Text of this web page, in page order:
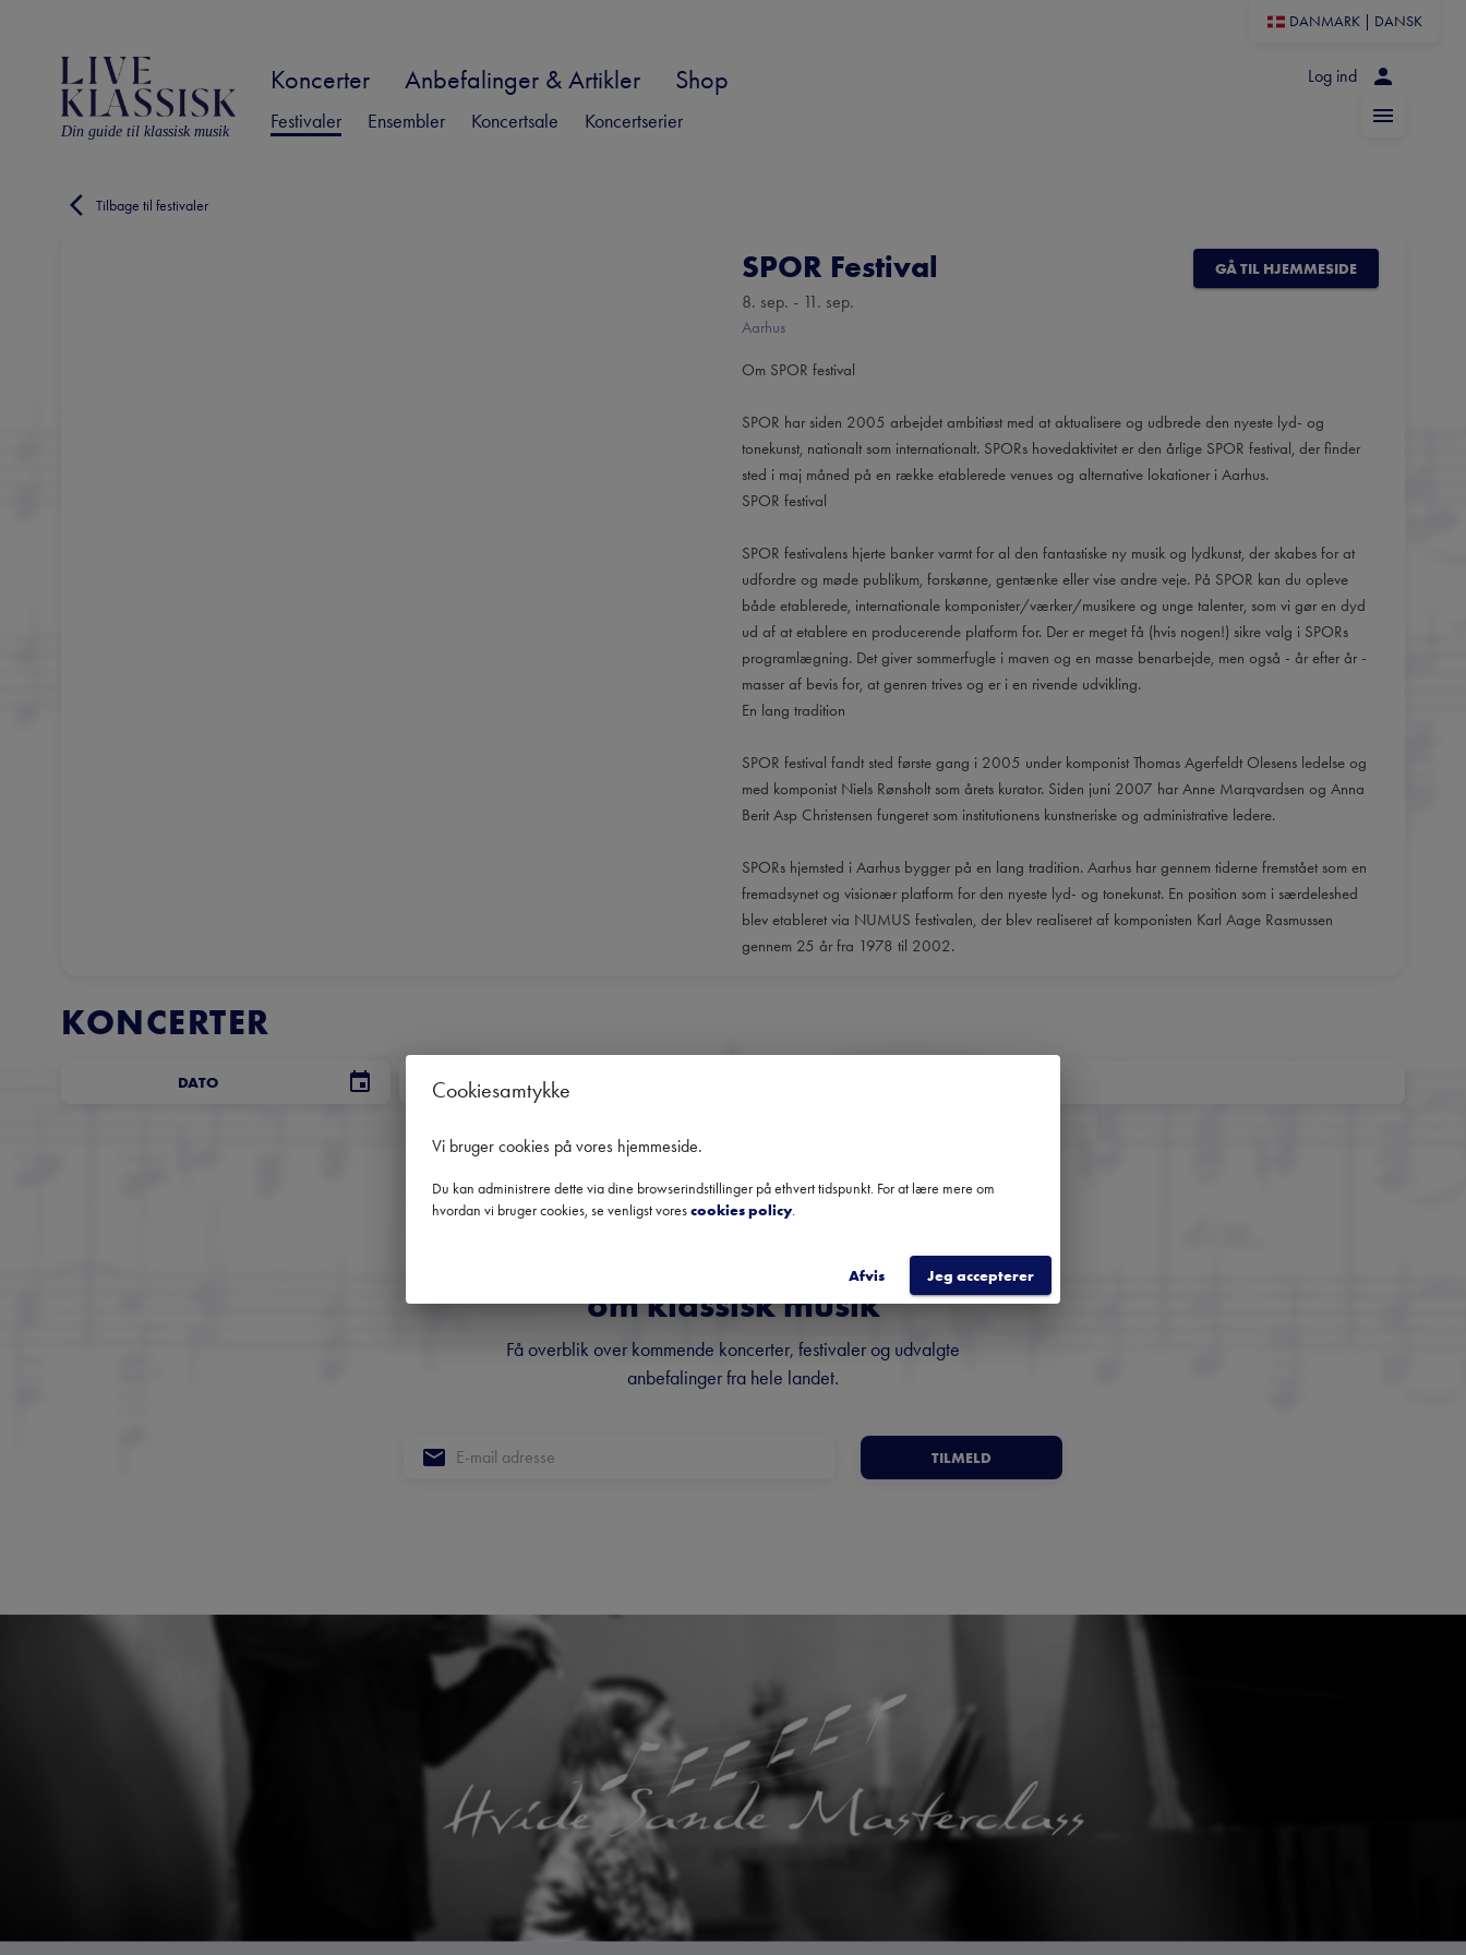
DANMARK DANSK
Din guide til klassisk musik
Koncerter Anbefalinger & Artikler Shop
Festivaler Ensembler Koncertsale Koncertserier
Log ind
Tilbage til festivaler
SPOR Festival
8. sep. - 11. sep.
Aarhus
GÅ TIL HJEMMESIDE
Om SPOR festival
SPOR har siden 2005 arbejdet ambitiøst med at aktualisere og udbrede den nyeste lyd- og
tonekunst, nationalt som internationalt. SPORs hovedaktivitet er den årlige SPOR festival, der finder
sted i maj måned på en række etablerede venues og alternative lokationer i Aarhus.
SPOR festival
SPOR festivalens hjerte banker varmt for al den fantastiske ny musik og lydkunst, der skabes for at
udfordre og møde publikum, forskønne, gentænke eller vise andre veje. På SPOR kan du opleve
både etablerede, internationale komponister/værker/musikere og unge talenter, som vi gør en dyd
ud af at etablere en producerende platform for. Der er meget få (hvis nogen!) sikre valg i SPORs
programlægning. Det giver sommerfugle i maven og en masse benarbejde, men også - år efter år -
masser af bevis for, at genren trives og er i en rivende udvikling.
En lang tradition
SPOR festival fandt sted første gang i 2005 under komponist Thomas Agerfeldt Olesens ledelse og
med komponist Niels Rønsholt som årets kurator. Siden juni 2007 har Anne Marqvardsen og Anna
Berit Asp Christensen fungeret som institutionens kunstneriske og administrative ledere.
SPORs hjemsted i Aarhus bygger på en lang tradition. Aarhus har gennem tiderne fremstået som en
fremadsynet og visionær platform for den nyeste lyd- og tonekunst. En position som i særdeleshed
blev etableret via NUMUS festivalen, der blev realiseret af komponisten Karl Aage Rasmussen
gennem 25 år fra 1978 til 2002.
KONCERTER
DATO
Brug datofilteret for at se tidligere koncerter
Danmarks største nyhedsbrev
om klassisk musik
Få overblik over kommende koncerter, festivaler og udvalgte
anbefalinger fra hele landet.
TILMELD
Cookiesamtykke
Vi bruger cookies på vores hjemmeside.
Du kan administrere dette via dine browserindstillinger på ethvert tidspunkt. For at lære mere om
hvordan vi bruger cookies, se venligst vorescookies policy.
Afvis Jeg accepterer